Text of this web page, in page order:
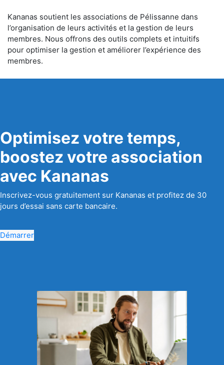
Kananas soutient les associations de Pélissanne dans
l’organisation de leurs activités et la gestion de leurs
membres. Nous offrons des outils complets et intuitifs
pour optimiser la gestion et améliorer l’expérience des
membres.
Optimisez votre temps,
boostez votre association
avec Kananas
Inscrivez-vous gratuitement sur Kananas et profitez de 30
jours d’essai sans carte bancaire.
Démarrer